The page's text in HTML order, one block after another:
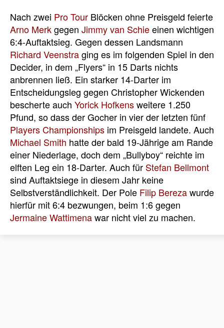
Nach zwei Pro Tour Blöcken ohne Preisgeld feierte
Arno Merkgegen Jimmy van Schieeinen wichtigen
6:4-Auftaktsieg. Gegen dessen Landsmann
Richard Veenstraging es im folgenden Spiel in den
Decider, in dem „Flyers“ in 15 Darts nichts
anbrennen ließ. Ein starker 14-Darter im
Entscheidungsleg gegen Christopher Wickenden
bescherte auch Yorick Hofkensweitere 1.250
Pfund, so dass der Gocher in vier der letzten fünf
Players Championships im Preisgeld landete. Auch
Michael Smith hatte der bald 19-Jährige am Rande
einer Niederlage, doch dem „Bullyboy“ reichte im
elften Leg ein 18-Darter. Auch für Stefan Bellmont
sind Auftaktsiege in diesem Jahr keine
Selbstverständlichkeit. Der Pole Filip Berezawurde
hierfür mit 6:4 bezwungen, beim 1:6 gegen
Jermaine Wattimenawar nicht viel zu machen.